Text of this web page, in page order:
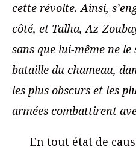
cette révolte. Ainsi,
côté, et Talha, Az-
sans que lui-même ne
bataille du chameau,
les plus obscurs et les
armées combattirent
En tout état de